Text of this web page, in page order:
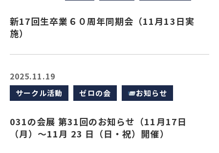
新17回生卒業６０周年同期会（11月13日実
施）
2025.11.19
サークル活動 ゼロの会 お知らせ
031の会展 第31回のお知らせ（11月17日
（月）～11月 23 日（日・祝）開催）